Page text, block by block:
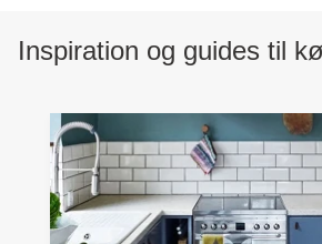
Inspiration og guides til